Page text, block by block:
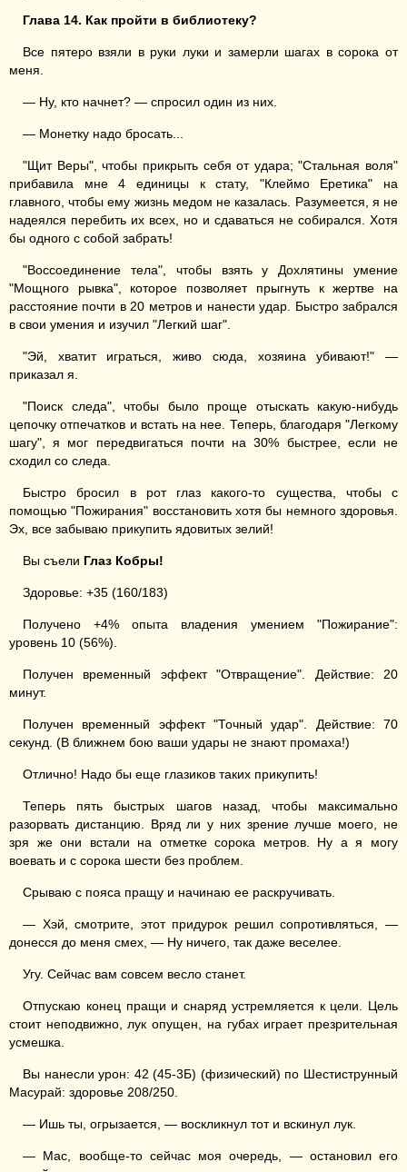
Глава 14. Как пройти в библиотеку?
Все пятеро взяли в руки луки и замерли шагах в сорока от
меня.
— Ну, кто начнет? — спросил один из них.
— Монетку надо бросать...
"Щит Веры", чтобы прикрыть себя от удара; "Стальная воля"
прибавила мне 4 единицы к стату, "Клеймо Еретика" на
главного, чтобы ему жизнь медом не казалась. Разумеется, я не
надеялся перебить их всех, но и сдаваться не собирался. Хотя
бы одного с собой забрать!
"Воссоединение тела", чтобы взять у Дохлятины умение
"Мощного рывка", которое позволяет прыгнуть к жертве на
расстояние почти в 20 метров и нанести удар. Быстро забрался
в свои умения и изучил "Легкий шаг".
"Эй, хватит играться, живо сюда, хозяина убивают!" —
приказал я.
"Поиск следа", чтобы было проще отыскать какую-нибудь
цепочку отпечатков и встать на нее. Теперь, благодаря "Легкому
шагу", я мог передвигаться почти на 30% быстрее, если не
сходил со следа.
Быстро бросил в рот глаз какого-то существа, чтобы с
помощью "Пожирания" восстановить хотя бы немного здоровья.
Эх, все забываю прикупить ядовитых зелий!
Вы съели Глаз Кобры!
Здоровье: +35 (160/183)
Получено +4% опыта владения умением "Пожирание":
уровень 10 (56%).
Получен временный эффект "Отвращение". Действие: 20
минут.
Получен временный эффект "Точный удар". Действие: 70
секунд. (В ближнем бою ваши удары не знают промаха!)
Отлично! Надо бы еще глазиков таких прикупить!
Теперь пять быстрых шагов назад, чтобы максимально
разорвать дистанцию. Вряд ли у них зрение лучше моего, не
зря же они встали на отметке сорока метров. Ну а я могу
воевать и с сорока шести без проблем.
Срываю с пояса пращу и начинаю ее раскручивать.
— Хэй, смотрите, этот придурок решил сопротивляться, —
донесся до меня смех, — Ну ничего, так даже веселее.
Угу. Сейчас вам совсем весло станет.
Отпускаю конец пращи и снаряд устремляется к цели. Цель
стоит неподвижно, лук опущен, на губах играет презрительная
усмешка.
Вы нанесли урон: 42 (45-3Б) (физический) по Шестиструнный
Масурай: здоровье 208/250.
— Ишь ты, огрызается, — воскликнул тот и вскинул лук.
— Мас, вообще-то сейчас моя очередь, — остановил его